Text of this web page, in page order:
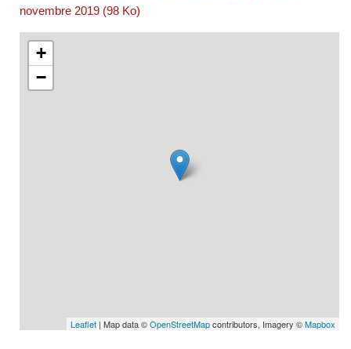
novembre 2019 (98 Ko)
+
−
Leaflet | Map data ©OpenStreetMapcontributors, Imagery ©Mapbox